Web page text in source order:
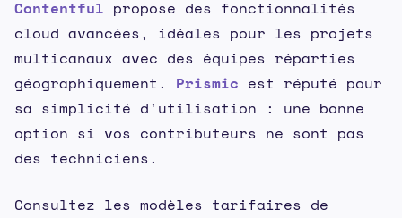
Contentful propose des fonctionnalités
cloud avancées, idéales pour les projets
multicanaux avec des équipes réparties
géographiquement. Prismic est réputé pour
sa simplicité d'utilisation : une bonne
option si vos contributeurs ne sont pas
des techniciens.
Consultez les modèles tarifaires de